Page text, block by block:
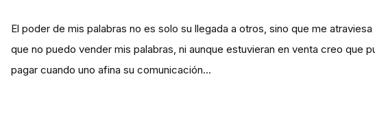
El poder de mis palabras no es solo su llegada a otros, sino que me
que no puedo vender mis palabras, ni aunque estuvieran en venta creo que
pagar cuando uno afina su comunicación…